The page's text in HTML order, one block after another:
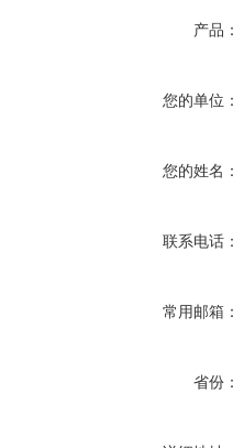
产品：
您的单位：
您的姓名：
联系电话：
常用邮箱：
省份：